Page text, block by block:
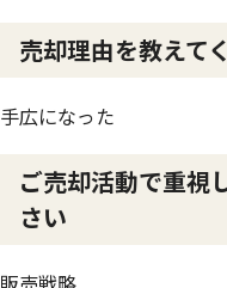
売却理由を教えて
手広になった
ご売却活動で重視
さい